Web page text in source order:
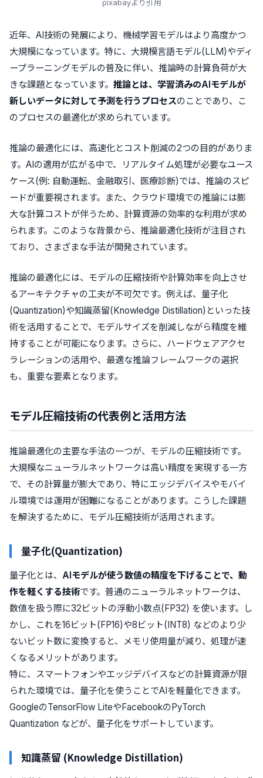
pixabayより引用
近年、AI技術の発展により、機械学習モデルはより高度かつ
大規模になっています。特に、大規模言語モデル(LLM)やディ
ープラーニングモデルの普及に伴い、推論時の計算負荷が大
きな課題となっています。 推論とは、学習済みのAIモデルが
新しいデータに対して予測を行うプロセスのことであり、こ
のプロセスの最適化が求められています。
推論の最適化には、高速化とコスト削減の2つの目的がありま
す。AIの適用が広がる中で、リアルタイム処理が必要なユース
ケース(例: 自動運転、金融取引、医療診断)では、推論のスピ
ードが重要視されます。また、クラウド環境での推論には膨
大な計算コストが伴うため、計算資源の効率的な利用が求め
られます。このような背景から、推論最適化技術が注目され
ており、さまざまな手法が開発されています。
推論の最適化には、モデルの圧縮技術や計算効率を向上させ
るアーキテクチャの工夫が不可欠です。例えば、量子化
(Quantization)や知識蒸留(Knowledge Distillation)といった技
術を活用することで、モデルサイズを削減しながら精度を維
持することが可能になります。さらに、ハードウェアアクセ
ラレーションの活用や、最適な推論フレームワークの選択
も、重要な要素となります。
モデル圧縮技術の代表例と活用方法
推論最適化の主要な手法の一つが、モデルの圧縮技術です。
大規模なニューラルネットワークは高い精度を実現する一方
で、その計算量が膨大であり、特にエッジデバイスやモバイ
ル環境では運用が困難になることがあります。こうした課題
を解決するために、モデル圧縮技術が活用されます。
量子化(Quantization)
量子化とは、 AIモデルが使う数値の精度を下げることで、動
作を軽くする技術です。普通のニューラルネットワークは、
数値を扱う際に32ビットの浮動小数点(FP32) を使います。し
かし、これを16ビット(FP16)や8ビット(INT8) などのより少
ないビット数に変換すると、メモリ使用量が減り、処理が速
くなるメリットがあります。
特に、スマートフォンやエッジデバイスなどの計算資源が限
られた環境では、量子化を使うことでAIを軽量化できます。
GoogleのTensorFlow LiteやFacebookのPyTorch
Quantization などが、量子化をサポートしています。
知識蒸留 (Knowledge Distillation)